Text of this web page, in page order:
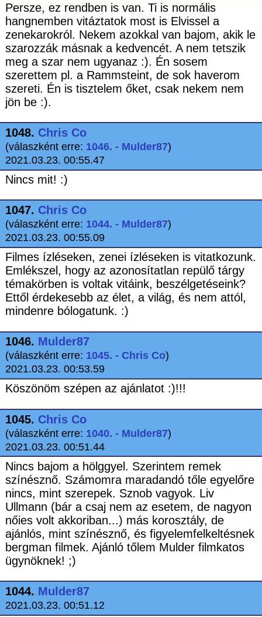
Persze, ez rendben is van. Ti is normális
hangnemben vitáztatok most is Elvissel a
zenekarokról. Nekem azokkal van bajom, akik le
szarozzák másnak a kedvencét. A nem tetszik
meg a szar nem ugyanaz :). Én sosem
szerettem pl. a Rammsteint, de sok haverom
szereti. Én is tisztelem őket, csak nekem nem
jön be :).
1048. Chris Co
(válaszként erre: 1046. - Mulder87)
2021.03.23. 00:55.47
Nincs mit! :)
1047. Chris Co
(válaszként erre: 1044. - Mulder87)
2021.03.23. 00:55.09
Filmes ízléseken, zenei ízléseken is vitatkozunk.
Emlékszel, hogy az azonosítatlan repülő tárgy
témakörben is voltak vitáink, beszélgetéseink?
Ettől érdekesebb az élet, a világ, és nem attól,
mindenre bólogatunk. :)
1046. Mulder87
(válaszként erre: 1045. - Chris Co)
2021.03.23. 00:53.59
Köszönöm szépen az ajánlatot :)!!!
1045. Chris Co
(válaszként erre: 1040. - Mulder87)
2021.03.23. 00:51.44
Nincs bajom a hölggyel. Szerintem remek
színésznő. Számomra maradandó tőle egyelőre
nincs, mint szerepek. Sznob vagyok. Liv
Ullmann (bár a csaj nem az esetem, de nagyon
nőies volt akkoriban...) más korosztály, de
ajánlós, mint színésznő, és figyelemfelkeltésnek
bergman filmek. Ajánló tőlem Mulder filmkatos
ügynöknek! ;)
1044. Mulder87
2021.03.23. 00:51.12